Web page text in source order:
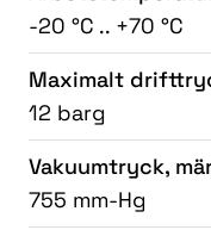
-20 °C .. +70 °C
Maximalt
12 barg
Vakuumtryck,
755 mm-Hg